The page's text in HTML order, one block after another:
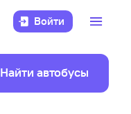
Войти
Найти автобусы